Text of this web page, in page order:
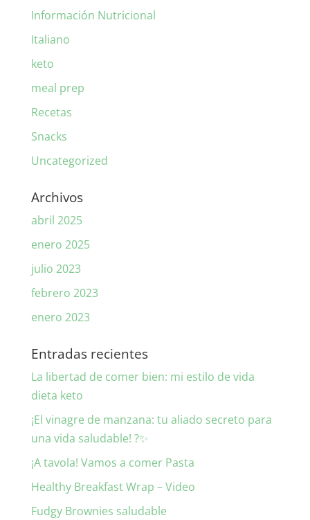
Información Nutricional
Italiano
keto
meal prep
Recetas
Snacks
Uncategorized
Archivos
abril 2025
enero 2025
julio 2023
febrero 2023
enero 2023
Entradas recientes
La libertad de comer bien: mi estilo de vida
dieta keto
¡El vinagre de manzana: tu aliado secreto para
una vida saludable! ?✨
¡A tavola! Vamos a comer Pasta
Healthy Breakfast Wrap – Video
Fudgy Brownies saludable